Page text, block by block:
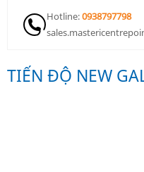
Hotline:0938797798
TIẾN ĐỘ NEW